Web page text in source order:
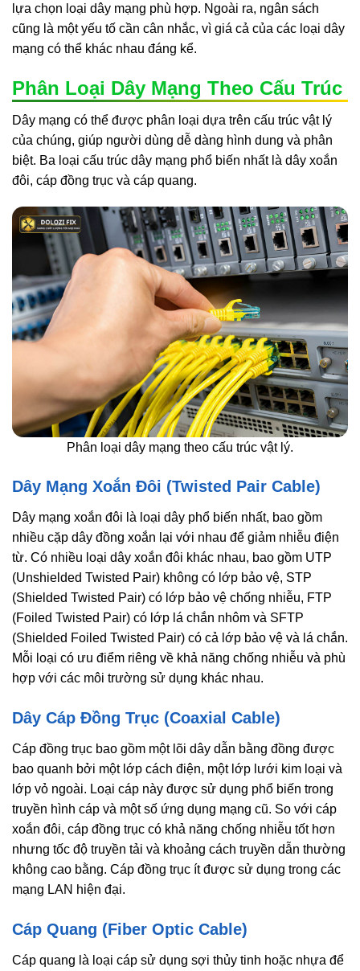
lựa chọn loại dây mạng phù hợp. Ngoài ra, ngân sách
cũng là một yếu tố cần cân nhắc, vì giá cả của các loại dây
mạng có thể khác nhau đáng kể.
Phân Loại Dây Mạng Theo Cấu Trúc
Dây mạng có thể được phân loại dựa trên cấu trúc vật lý
của chúng, giúp người dùng dễ dàng hình dung và phân
biệt. Ba loại cấu trúc dây mạng phổ biến nhất là dây xoắn
đôi, cáp đồng trục và cáp quang.
Phân loại dây mạng theo cấu trúc vật lý.
Dây Mạng Xoắn Đôi (Twisted Pair Cable)
Dây mạng xoắn đôi là loại dây phổ biến nhất, bao gồm
nhiều cặp dây đồng xoắn lại với nhau để giảm nhiễu điện
từ. Có nhiều loại dây xoắn đôi khác nhau, bao gồm UTP
(Unshielded Twisted Pair) không có lớp bảo vệ, STP
(Shielded Twisted Pair) có lớp bảo vệ chống nhiễu, FTP
(Foiled Twisted Pair) có lớp lá chắn nhôm và SFTP
(Shielded Foiled Twisted Pair) có cả lớp bảo vệ và lá chắn.
Mỗi loại có ưu điểm riêng về khả năng chống nhiễu và phù
hợp với các môi trường sử dụng khác nhau.
Dây Cáp Đồng Trục (Coaxial Cable)
Cáp đồng trục bao gồm một lõi dây dẫn bằng đồng được
bao quanh bởi một lớp cách điện, một lớp lưới kim loại và
lớp vỏ ngoài. Loại cáp này được sử dụng phổ biến trong
truyền hình cáp và một số ứng dụng mạng cũ. So với cáp
xoắn đôi, cáp đồng trục có khả năng chống nhiễu tốt hơn
nhưng tốc độ truyền tải và khoảng cách truyền dẫn thường
không cao bằng. Cáp đồng trục ít được sử dụng trong các
mạng LAN hiện đại.
Cáp Quang (Fiber Optic Cable)
Cáp quang là loại cáp sử dụng sợi thủy tinh hoặc nhựa để